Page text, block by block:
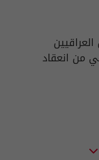
من انعقاد